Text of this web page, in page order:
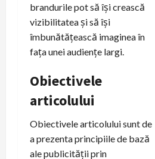
brandurile pot să își crească
vizibilitatea și să își
îmbunătățească imaginea în
fața unei audiențe largi.
Obiectivele
articolului
Obiectivele articolului sunt de
a prezenta principiile de bază
ale publicității prin